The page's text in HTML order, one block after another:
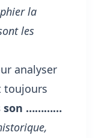
la
les
analyser
toujours
son …………